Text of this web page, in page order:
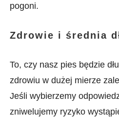
pogoni.
Zdrowie i średnia
To, czy nasz pies będzie
zdrowiu w dużej mierze
Jeśli wybierzemy
zniwelujemy ryzyko